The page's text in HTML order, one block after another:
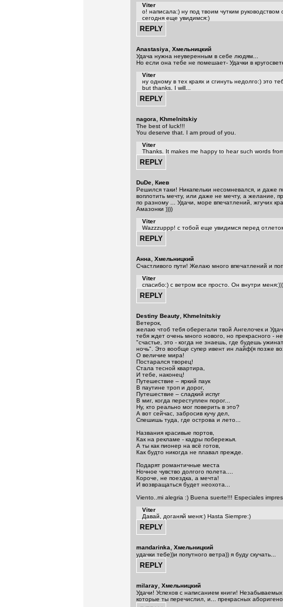
Viter
о! написала:) ну под твоим чутким
сегодня еще увидимся:)
Anastasiya, Хмельницкий
Удача нужна неуверенным в себе людям...
Но если она тебе не помешает- Удачки в
Viter
ну одному в тех краях и сгинуть недолго:) это
but thanks. I will...
nagora, Khmelnitskiy
The best of luck!!!
You deserve that. I am proud of you.
Viter
Thanks. It makes me happy to hear such words
DuDe, Киев
Решился таки! Никапельки несомневался, и даже
воплотить мечту, или даже не мечту, а желание,
по разному ... Удачи, море впечатлений, жгучих
Амазонки ))))
Viter
Wazzzuppp! с тобой еще увидимся перед
Анна, Хмельницкий
Счастливого пути! Желаю много впечатлений и
Viter
спасибо:) с ветром все просто. Он внутри меня:)))
Destiny Beauty, Khmelnitskiy
Ветерок,
желаю чтоб тебя оберегали твой Ангелочек и
тебя ждет очень много нового, но прекрасного -
"счастье, это - когда не знаешь, где будешь
ночь". Это вообще супер ивент ин лайф(я позже
О величие мира!
Постарался творец!
Стала тесной квартира,
И тебе, наконец!
Путешествие – яркий паук
В паутине троп и дорог,
Путешествие – сладкий испуг
В миг, когда переступлен порог...
Ну, кто реально мог поверить в это?
А вот сейчас, забросив кучу дел,
Спешишь туда, где острова и лето...
Названия красивые портов,
Как на рекламе - кадры побережья.
А ты как пионер на всё готов,
Как будто никогда не плавал прежде.
Подарят романтичные места
Ночное чувство долгого полета....
Короче, не поездка, а мечта!
И возвращаться будет неохота...
Viento..mi alegria :) Buena suerte!!! Especiales
Viter
Давай, доганяй меня:) Hasta Siempre:)
mandarinka, Хмельницкий
удачки тебе))и попутного ветра)) я буду скучать...
milaray, Хмельницкий
Удачи! Успехов с написанием книги!
которые ты перечислил, и... прекрасных